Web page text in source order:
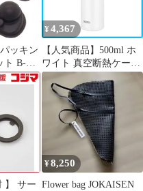
ッキン
ト B-
交換用
ン JOM
】
¥ 4,367
【人気商品】500ml ホ
ワイト 真空断熱ケータ
イマグ JOK-500 水筒
WH 食洗機対応モデル
サーモス
】 サー
¥8,250
Flower bag JOKAISEN